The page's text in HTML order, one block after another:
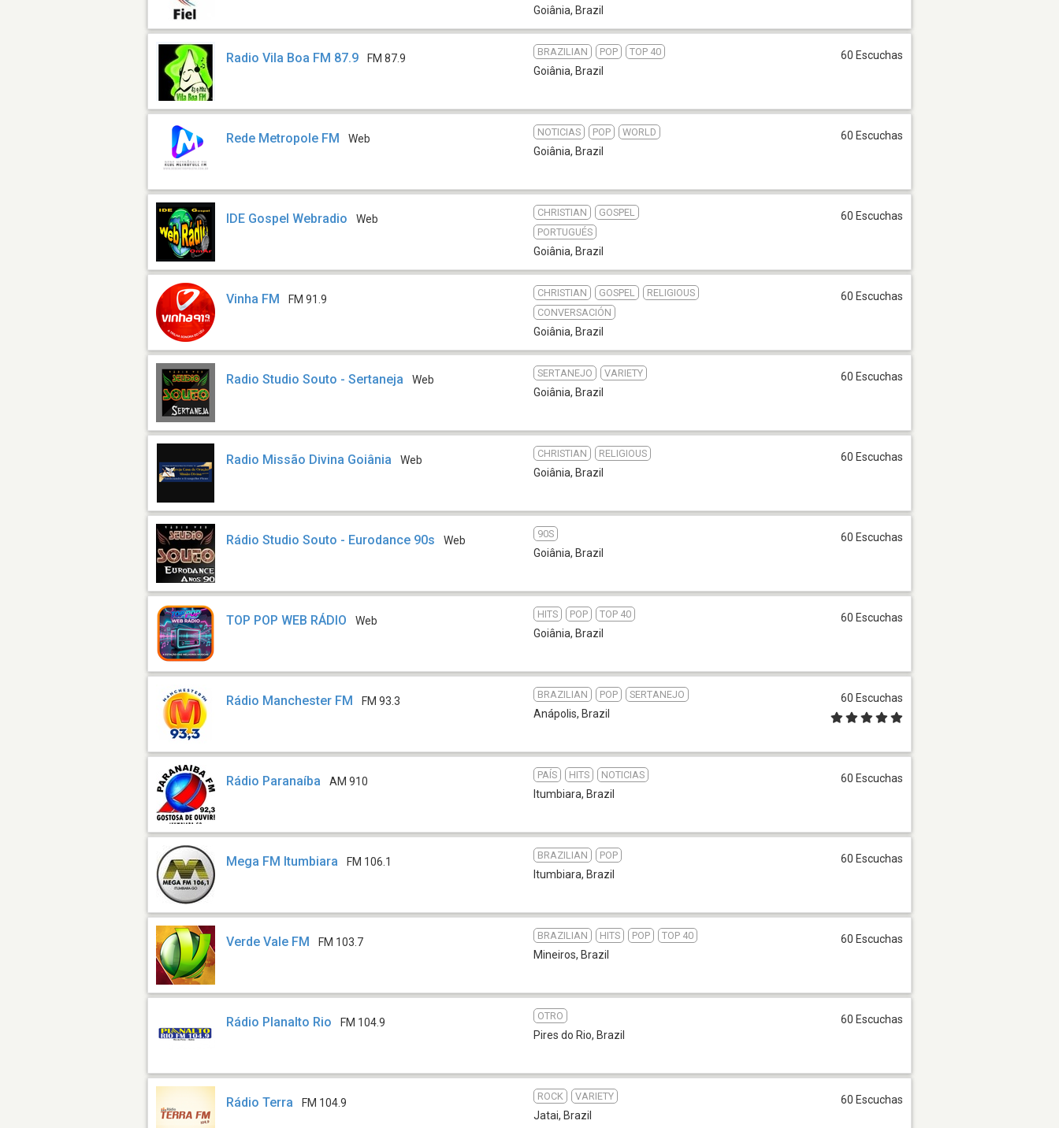
Goiânia, Brazil
Radio Vila Boa FM 87.9 FM 87.9
BRAZILIAN POP TOP 40
Goiânia, Brazil
60 Escuchas
Rede Metropole FM Web
NOTICIAS POP WORLD
Goiânia, Brazil
60 Escuchas
IDE Gospel Webradio Web
CHRISTIAN
GOSPEL
PORTUGUÉS
Goiânia, Brazil
60 Escuchas
Vinha FM FM 91.9
CHRISTIAN GOSPEL
RELIGIOUS
CONVERSACIÓN
Goiânia, Brazil
60 Escuchas
Radio Studio Souto - Sertaneja Web
SERTANEJO VARIETY
Goiânia, Brazil
60 Escuchas
Radio Missão Divina Goiânia Web
CHRISTIAN RELIGIOUS
Goiânia, Brazil
60 Escuchas
Rádio Studio Souto - Eurodance 90s Web
90S
Goiânia, Brazil
60 Escuchas
TOP POP WEB RÁDIO Web
HITS POP TOP 40
Goiânia, Brazil
60 Escuchas
Rádio Manchester FM FM 93.3
BRAZILIAN POP SERTANEJO
Anápolis, Brazil
60 Escuchas
Rádio Paranaíba AM 910
PAÍS HITS NOTICIAS
Itumbiara, Brazil
60 Escuchas
Mega FM Itumbiara FM 106.1
BRAZILIAN POP
Itumbiara, Brazil
60 Escuchas
Verde Vale FM FM 103.7
BRAZILIAN HITS POP TOP 40
Mineiros, Brazil
60 Escuchas
Rádio Planalto Rio FM 104.9
OTRO
Pires do Rio, Brazil
60 Escuchas
Rádio Terra FM 104.9
ROCK VARIETY
Jatai, Brazil
60 Escuchas